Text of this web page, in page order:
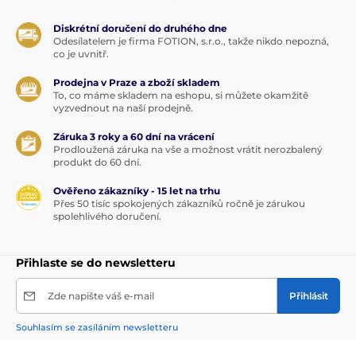
Diskrétní doručení do druhého dne
Odesílatelem je firma FOTION, s.r.o., takže nikdo nepozná,
co je uvnitř.
Prodejna v Praze a zboží skladem
To, co máme skladem na eshopu, si můžete okamžitě
vyzvednout na naší prodejně.
Záruka 3 roky a 60 dní na vrácení
Prodloužená záruka na vše a možnost vrátit nerozbalený
produkt do 60 dní.
Ověřeno zákazníky - 15 let na trhu
Přes 50 tisíc spokojených zákazníků ročně je zárukou
spolehlivého doručení.
Přihlaste se do newsletteru
Zde napište váš e-mail Přihlásit
Souhlasím se zasíláním newsletteru